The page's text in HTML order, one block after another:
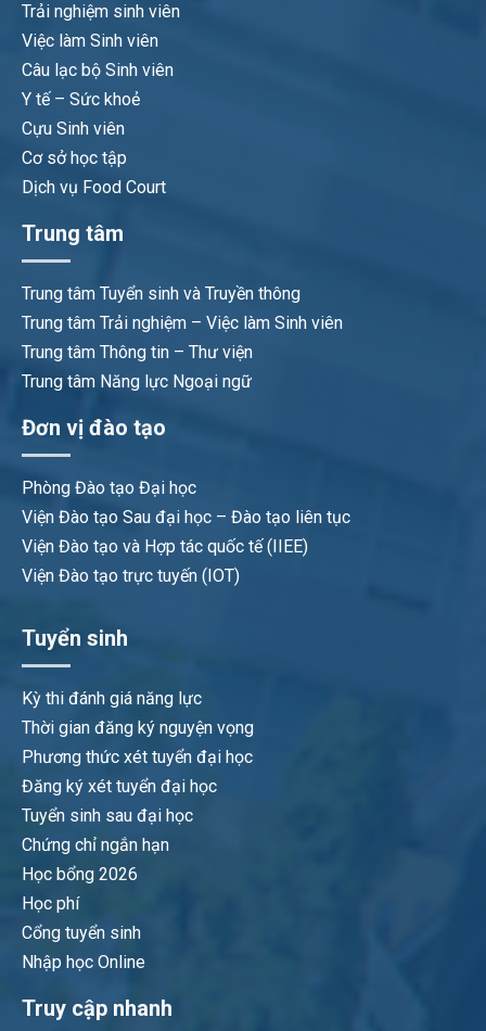
Trải nghiệm sinh viên
Việc làm Sinh viên
Câu lạc bộ Sinh viên
Y tế – Sức khoẻ
Cựu Sinh viên
Cơ sở học tập
Dịch vụ Food Court
Trung tâm
Trung tâm Tuyển sinh và Truyền thông
Trung tâm Trải nghiệm – Việc làm Sinh viên
Trung tâm Thông tin – Thư viện
Trung tâm Năng lực Ngoại ngữ
Đơn vị đào tạo
Phòng Đào tạo Đại học
Viện Đào tạo Sau đại học – Đào tạo liên tục
Viện Đào tạo và Hợp tác quốc tế (IIEE)
Viện Đào tạo trực tuyến (IOT)
Tuyển sinh
Kỳ thi đánh giá năng lực
Thời gian đăng ký nguyện vọng
Phương thức xét tuyển đại học
Đăng ký xét tuyển đại học
Tuyển sinh sau đại học
Chứng chỉ ngắn hạn
Học bổng 2026
Học phí
Cổng tuyển sinh
Nhập học Online
Truy cập nhanh